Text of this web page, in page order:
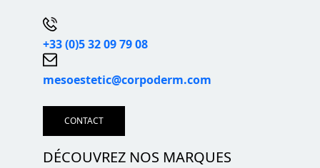
+33 (0)5 32 09 79 08
mesoestetic@corpoderm.com
CONTACT
DÉCOUVREZ NOS MARQUES